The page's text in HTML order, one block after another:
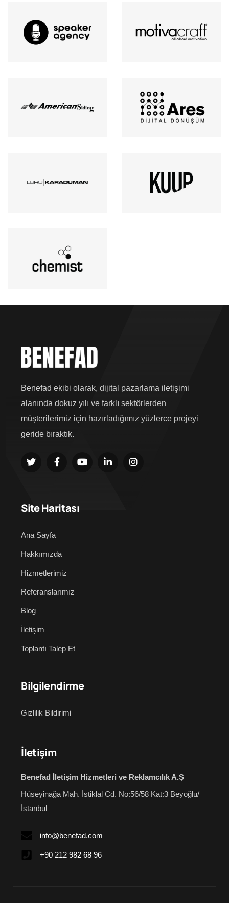
Benefad ekibi olarak, dijital pazarlama iletişimi
alanında dokuz yılı ve farklı sektörlerden
müşterilerimiz için hazırladığımız yüzlerce projeyi
geride bıraktık.
Site Haritası
Ana Sayfa
Hakkımızda
Hizmetlerimiz
Referanslarımız
Blog
İletişim
Toplantı Talep Et
Bilgilendirme
Gizlilik Bildirimi
İletişim
Benefad İletişim Hizmetleri ve Reklamcılık A.Ş
Hüseyinağa Mah. İstiklal Cd. No:56/58 Kat:3 Beyoğlu/
İstanbul
info@benefad.com
+90 212 982 68 96